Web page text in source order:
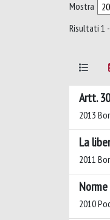
Mostra
Risultati 1
Artt.
2013
La
2011
2010